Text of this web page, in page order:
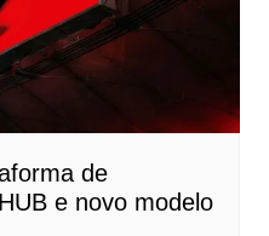
de
e novo modelo